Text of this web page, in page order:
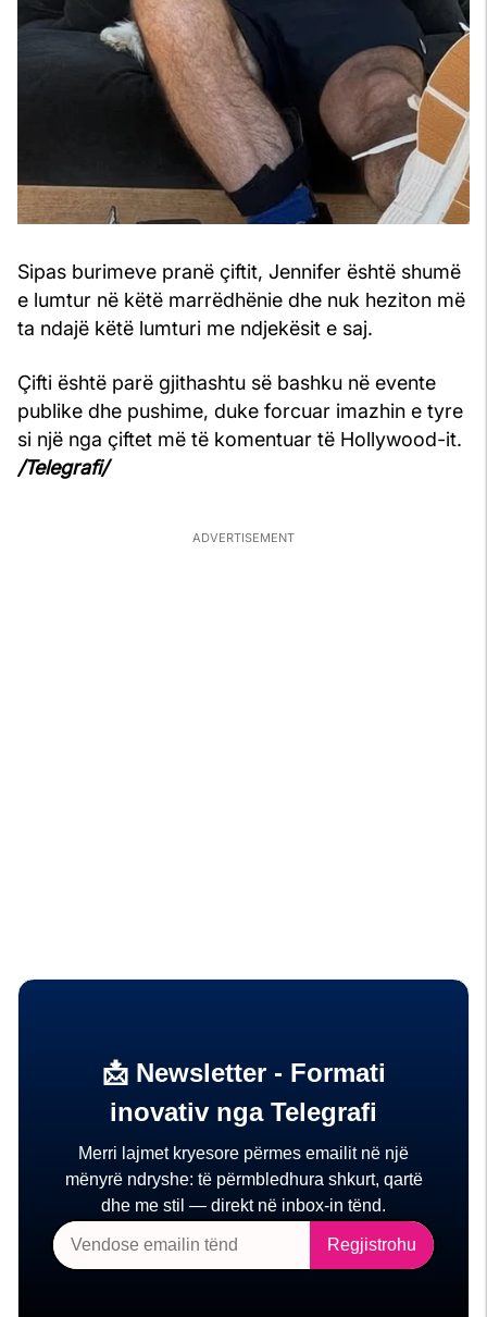
Sipas burimeve pranë çiftit, Jennifer është shumë
e lumtur në këtë marrëdhënie dhe nuk heziton më
ta ndajë këtë lumturi me ndjekësit e saj.
Çifti është parë gjithashtu së bashku në evente
publike dhe pushime, duke forcuar imazhin e tyre
si një nga çiftet më të komentuar të Hollywood-it.
/Telegrafi/